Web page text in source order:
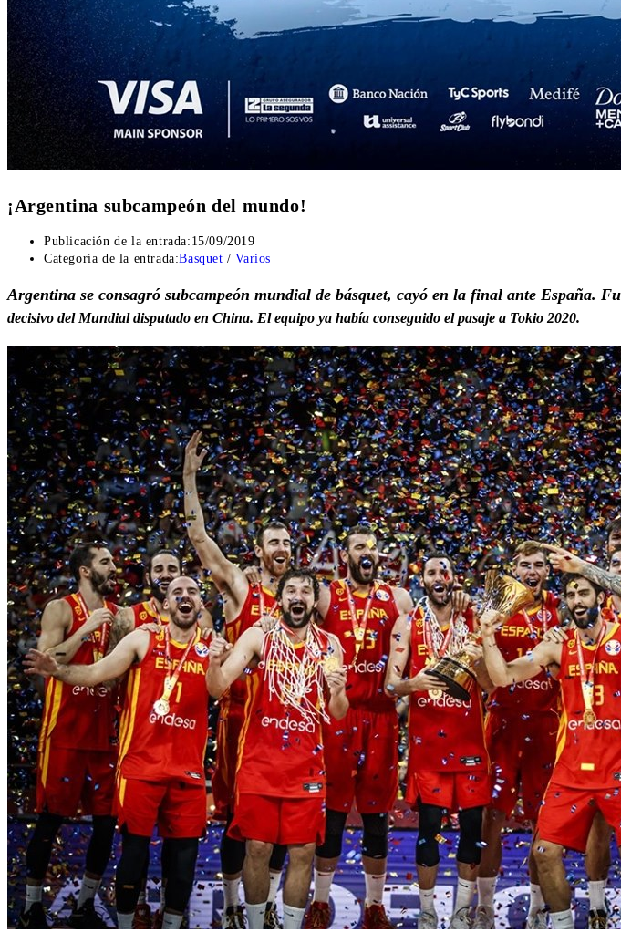
¡Argentina subcampeón del mundo!
Publicación de la entrada: 15/09/2019
Categoría de la entrada:Basquet / Varios
Argentina se consagró subcampeón mundial de básquet, cayó en la final ante España.
decisivo del Mundial disputado en China. El equipo ya había conseguido el pasaje a Tokio 2020.